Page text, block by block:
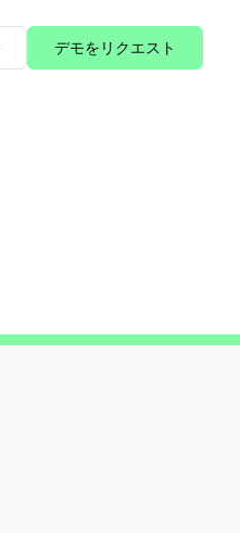
デモをリクエスト